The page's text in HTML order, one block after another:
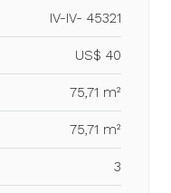
IV-IV- 45321
US$ 40
75,71 m²
75,71 m²
3